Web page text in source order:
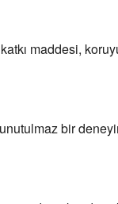
maddesi,
bir